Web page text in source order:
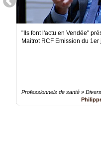
"Ils font l'actu en Vendée"
Maitrot RCF Emission du 1er
Professionnels de santé » Divers